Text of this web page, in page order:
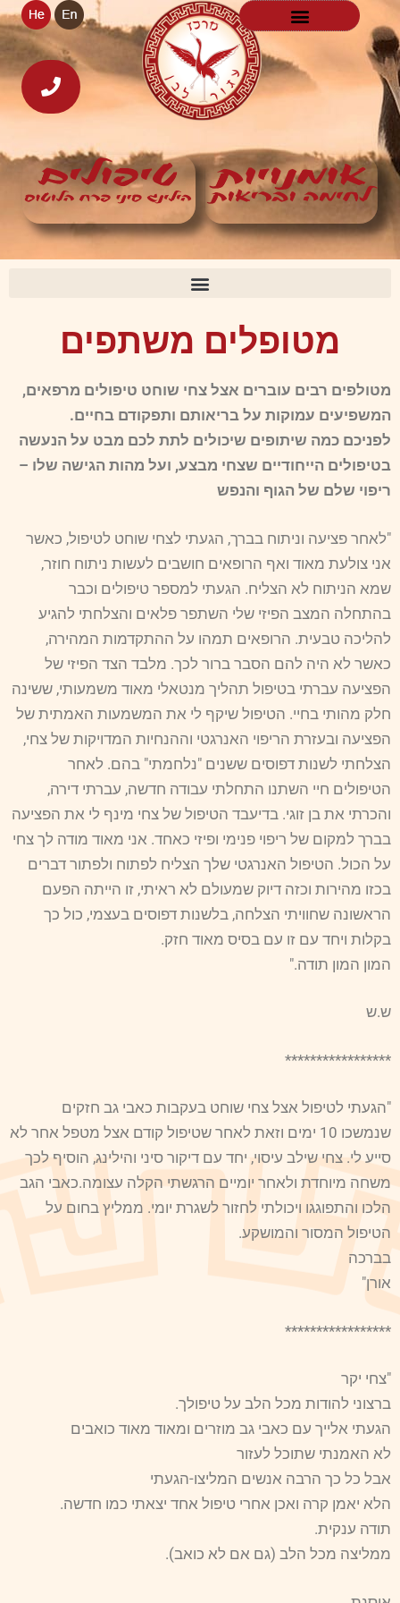
מטופלים משתפים
מטולפים רבים עוברים אצל צחי שוחט טיפולים מרפאים,
המשפיעים עמוקות על בריאותם ותפקודם בחיים.
לפניכם כמה שיתופים שיכולים לתת לכם מבט על הנעשה
בטיפולים הייחודיים שצחי מבצע, ועל מהות הגישה שלו –
ריפוי שלם של הגוף והנפש
"לאחר פציעה וניתוח בברך, הגעתי לצחי שוחט לטיפול, כאשר
אני צולעת מאוד ואף הרופאים חושבים לעשות ניתוח חוזר,
שמא הניתוח לא הצליח. הגעתי למספר טיפולים וכבר
בהתחלה המצב הפיזי שלי השתפר פלאים והצלחתי להגיע
להליכה טבעית. הרופאים תמהו על ההתקדמות המהירה,
כאשר לא היה להם הסבר ברור לכך. מלבד הצד הפיזי של
הפציעה עברתי בטיפול תהליך מנטאלי מאוד משמעותי, ששינה
חלק מהותי בחיי. הטיפול שיקף לי את המשמעות האמתית של
הפציעה ובעזרת הריפוי האנרגטי וההנחיות המדויקות של צחי,
הצלחתי לשנות דפוסים ששנים "נלחמתי" בהם. לאחר
הטיפולים חיי השתנו התחלתי עבודה חדשה, עברתי דירה,
והכרתי את בן זוגי. בדיעבד הטיפול של צחי מינף לי את הפציעה
בברך למקום של ריפוי פנימי ופיזי כאחד. אני מאוד מודה לך צחי
על הכול. הטיפול האנרגטי שלך הצליח לפתוח ולפתור דברים
בכזו מהירות וכזה דיוק שמעולם לא ראיתי, זו הייתה הפעם
הראשונה שחוויתי הצלחה, בלשנות דפוסים בעצמי, כול כך
בקלות ויחד עם זו עם בסיס מאוד חזק.
המון המון תודה."
ש.ש
*****************
"הגעתי לטיפול אצל צחי שוחט בעקבות כאבי גב חזקים
שנמשכו 10 ימים וזאת לאחר שטיפול קודם אצל מטפל אחר לא
סייע לי. צחי שילב עיסוי, יחד עם דיקור סיני והילינג, הוסיף לכך
משחה מיוחדת ולאחר יומיים הרגשתי הקלה עצומה.כאבי הגב
הלכו והתפוגגו ויכולתי לחזור לשגרת יומי. ממליץ בחום על
הטיפול המסור והמושקע.
בברכה
אורן"
*****************
"צחי יקר
ברצוני להודות מכל הלב על טיפולך.
הגעתי אלייך עם כאבי גב מוזרים ומאוד מאוד כואבים
לא האמנתי שתוכל לעזור
אבל כל כך הרבה אנשים המליצו-הגעתי
הלא יאמן קרה ואכן אחרי טיפול אחד יצאתי כמו חדשה.
תודה ענקית.
ממליצה מכל הלב (גם אם לא כואב).